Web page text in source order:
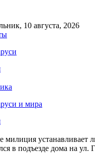
10 августа, 2026
и мира
милиция устанавливает
в подъезде дома на ул.